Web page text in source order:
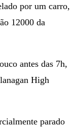
por um carro,
12000 da
antes das 7h,
High
parado